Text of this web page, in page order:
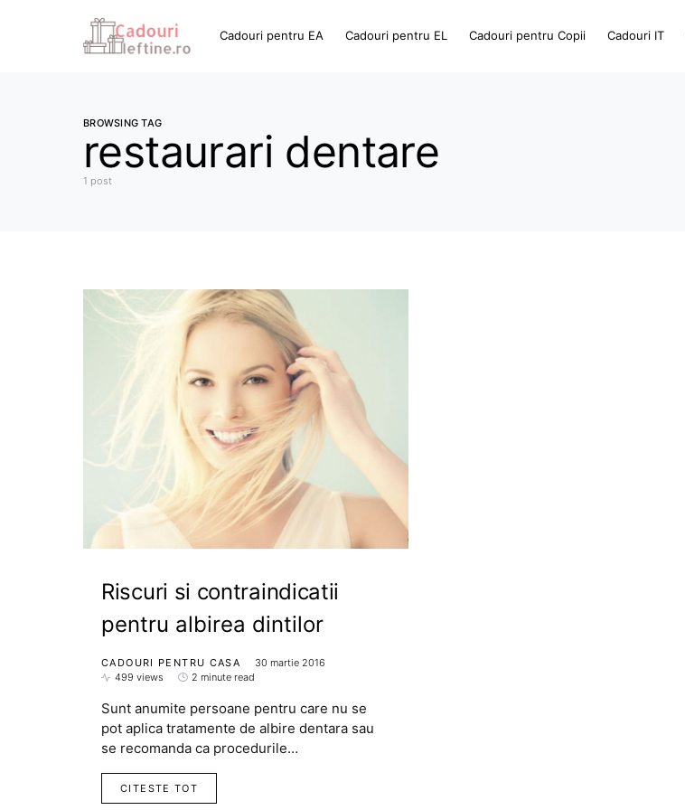
Cadouri pentru EA Cadouri pentru EL Cadouri pentru Copii Cadouri IT
BROWSING TAG
restaurari dentare
1 post
Riscuri si contraindicatii
pentru albirea dintilor
CADOURI PENTRU CASA
30 martie 2016
499 views
2 minute read
Sunt anumite persoane pentru care nu se
pot aplica tratamente de albire dentara sau
se recomanda ca procedurile…
CITESTE TOT